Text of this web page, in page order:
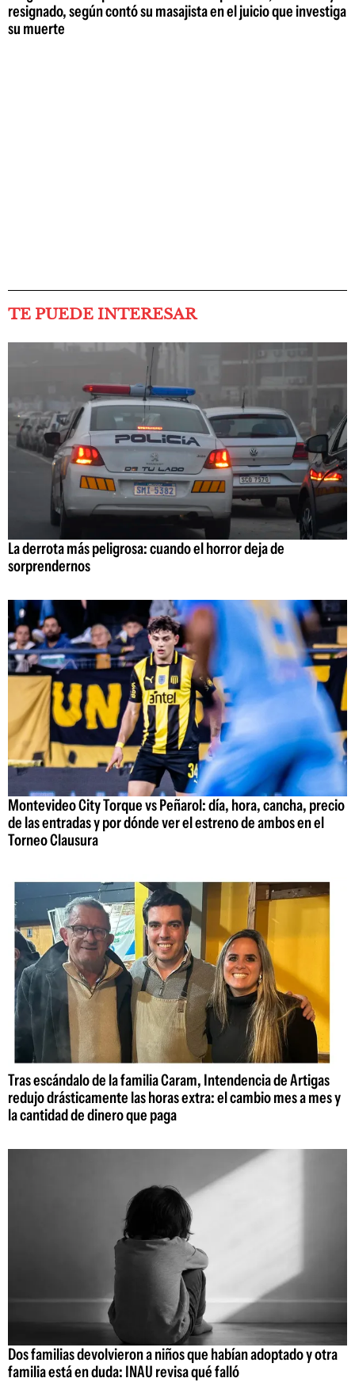
resignado, según contó su masajista en el juicio que investiga
su muerte
TE PUEDE INTERESAR
La derrota más peligrosa: cuando el horror deja de
sorprendernos
Montevideo City Torque vs Peñarol: día, hora, cancha, precio
de las entradas y por dónde ver el estreno de ambos en el
Torneo Clausura
Tras escándalo de la familia Caram, Intendencia de Artigas
redujo drásticamente las horas extra: el cambio mes a mes y
la cantidad de dinero que paga
Dos familias devolvieron a niños que habían adoptado y otra
familia está en duda: INAU revisa qué falló